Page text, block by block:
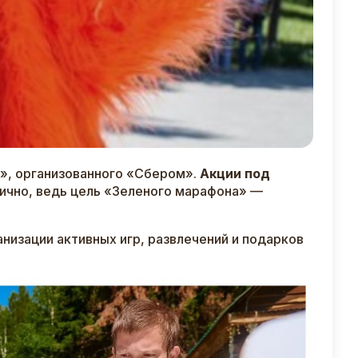
организованного «Сбером». Акции под
ведь цель «Зеленого марафона» —
активных игр, развлечений и подарков